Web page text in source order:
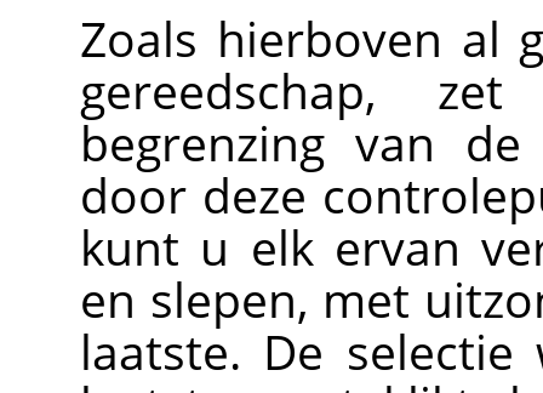
Zoals hierboven al
gereedschap,
begrenzing van
door deze
kunt u elk ervan
en slepen, met
laatste. De